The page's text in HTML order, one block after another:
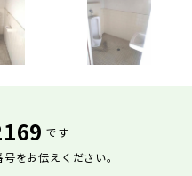
です
をお伝えください。